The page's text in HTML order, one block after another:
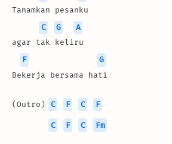
Tanamkan pesanku
C
G
A
agar tak keliru
F
G
Bekerja bersama hati
(Outro) C F C F
C F C Fm